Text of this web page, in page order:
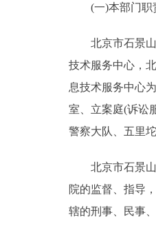
(一)本部门职责
北京市石景山
技术服务中心，
息技术服务中心
室、立案庭(诉讼
警察大队、五里
北京市石景山
院的监督、指导
辖的刑事、民事